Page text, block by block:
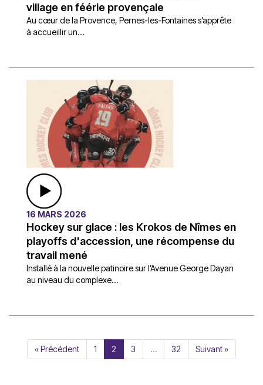
village en féérie provençale
Au cœur de la Provence, Pernes-les-Fontaines s’apprête
à accueillir un...
16 MARS 2026
Hockey sur glace : les Krokos de Nîmes en
playoffs d'accession, une récompense du
travail mené
Installé à la nouvelle patinoire sur l’Avenue George Dayan
au niveau du complexe...
« Précédent 1 2 3 … 32 Suivant »